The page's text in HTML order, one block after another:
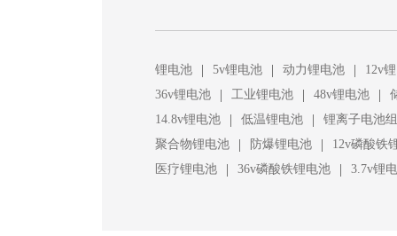
锂电池 | 5v锂电池 | 动力锂电池 |
12v
36v锂电池
| 工业锂电池 | 48v锂电池 |
14.8v锂电池
| 低温锂电池 |
锂离子电池组
聚合物锂电池
| 防爆锂电池 |
12v磷酸铁
医疗锂电池
| 36v磷酸铁锂电池 | 3.7v锂